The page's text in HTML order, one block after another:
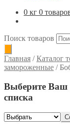
0 кг 0
Поиск товаров
Главная /Каталог
замороженные /
Выберите Ваш
списка